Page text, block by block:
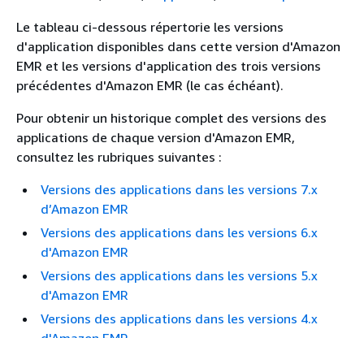
Le tableau ci-dessous répertorie les versions
d'application disponibles dans cette version d'Amazon
EMR et les versions d'application des trois versions
précédentes d'Amazon EMR (le cas échéant).
Pour obtenir un historique complet des versions des
applications de chaque version d'Amazon EMR,
consultez les rubriques suivantes :
Versions des applications dans les versions 7.x
d’Amazon EMR
Versions des applications dans les versions 6.x
d'Amazon EMR
Versions des applications dans les versions 5.x
d'Amazon EMR
Versions des applications dans les versions 4.x